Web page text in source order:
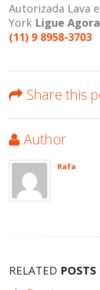
Autorizada Lava e
York Ligue
(11) 9 8958-3703
Share this
Author
Rafa
RELATED POSTS